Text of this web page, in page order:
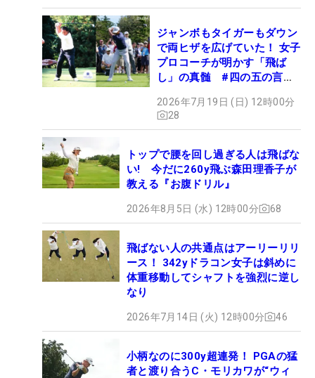
ジャンボもタイガーもダウン
で両ヒザを広げていた！ 女子
プロコーチが明かす「飛ば
し」の真髄 #四の五の言わ
2026年7月19日 (日) 12時00分
28
トップで腰を回し過ぎる人は飛ばな
い! 今だに260y飛ぶ森田理香子が
教える『お腹ドリル』
2026年8月5日 (水) 12時00分 68
飛ばない人の共通点はアーリーリリ
ース！ 342yドラコン女子は斜めに
体重移動してシャフトを強烈に逆し
なり
2026年7月14日 (火) 12時00分 46
小柄なのに300y超連発！ PGAの猛
者と渡り合うC・モリカワが“ウィ